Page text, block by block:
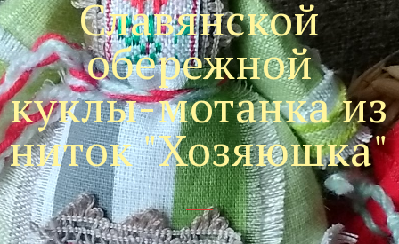
Славянской
обережной
куклы-мотанка из
ниток "Хозяюшка"